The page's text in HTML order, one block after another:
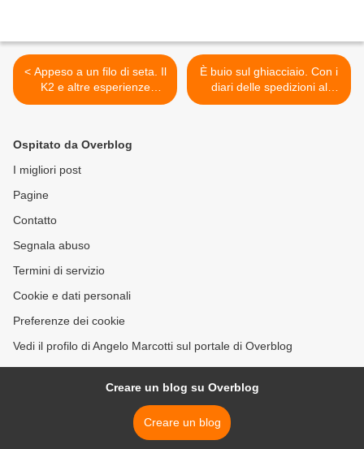
< Appeso a un filo di seta. Il
K2 e altre esperienze
estreme
È buio sul ghiacciaio. Con i
diari delle spedizioni al
Nanga Parbat, al Broad
Ospitato da Overblog
I migliori post
Pagine
Contatto
Segnala abuso
Termini di servizio
Cookie e dati personali
Preferenze dei cookie
Vedi il profilo di Angelo Marcotti sul portale di Overblog
Creare un blog su Overblog
Creare un blog